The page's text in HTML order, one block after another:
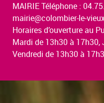
MAIRIE Téléphone :
mairie@colombier-le-
Horaires d’ouverture au
Mardi de 13h30 à 17h30,
Vendredi de 13h30 à